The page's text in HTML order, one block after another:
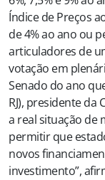
Índice de Preços
de 4% ao ano ou
articuladores de
votação em
Senado do ano
RJ), presidente da
a real situação de
permitir que
novos
investimento”,